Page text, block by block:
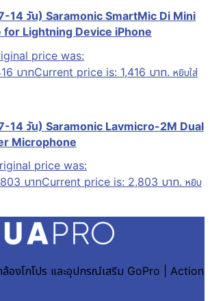
14 วัน) Saramonic SmartMic Di Mini
Lightning Device iPhone
price was:
บาทCurrent price is: 1,416 บาท. หยิบใส่
14 วัน) Saramonic Lavmicro-2M Dual
Microphone
price was:
บาทCurrent price is: 2,803 บาท. หยิบ
ล้องโกโปร และอุปกรณ์เสริม GoPro | Action